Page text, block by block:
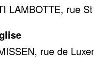
LAMBOTTE, rue
rue de